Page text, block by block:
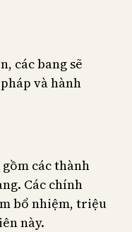
các bang sẽ
và hành
các thành
Các chính
bổ nhiệm, triệu
này.